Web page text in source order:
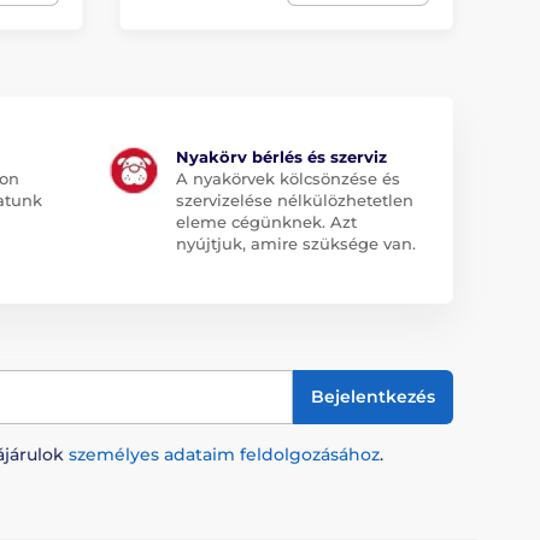
Nyakörv bérlés és szerviz
A nyakörvek kölcsönzése és
szervizelése nélkülözhetetlen
eleme cégünknek. Azt
nyújtjuk, amire szüksége van.
Bejelentkezés
személyes adataim feldolgozásához.